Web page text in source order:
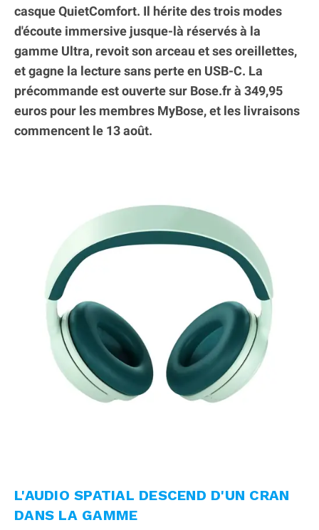
casque QuietComfort. Il hérite des trois modes
d'écoute immersive jusque-là réservés à la
gamme Ultra, revoit son arceau et ses oreillettes,
et gagne la lecture sans perte en USB-C. La
précommande est ouverte sur Bose.fr à 349,95
euros pour les membres MyBose, et les livraisons
commencent le 13 août.
L'AUDIO SPATIAL DESCEND D'UN CRAN
DANS LA GAMME